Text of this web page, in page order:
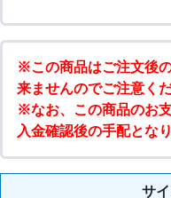
※この商品はご注文後
来ませんのでご注意くだ
※なお、この商品のお
入金確認後の手配となり
サ